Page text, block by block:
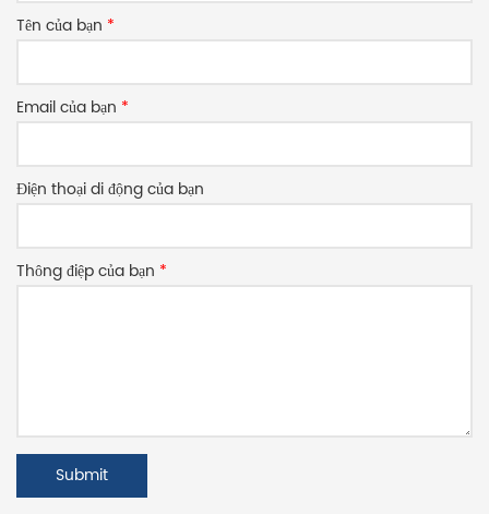
Tên của bạn *
Email của bạn *
Điện thoại di động của bạn
Thông điệp của bạn *